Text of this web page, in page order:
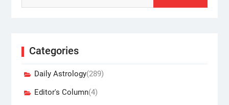
Categories
Daily Astrology(289)
Editor's Column(4)